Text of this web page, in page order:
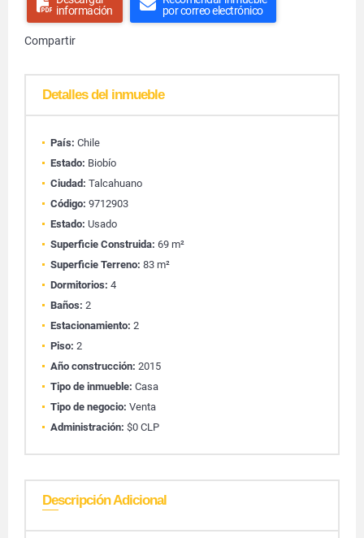
información
por correo electrónico
Compartir
Detalles del inmueble
País: Chile
Estado: Biobío
Ciudad: Talcahuano
Código: 9712903
Estado: Usado
Superficie Construida: 69 m²
Superficie Terreno: 83 m²
Dormitorios: 4
Baños: 2
Estacionamiento: 2
Piso: 2
Año construcción: 2015
Tipo de inmueble: Casa
Tipo de negocio: Venta
Administración: $0 CLP
Descripción Adicional